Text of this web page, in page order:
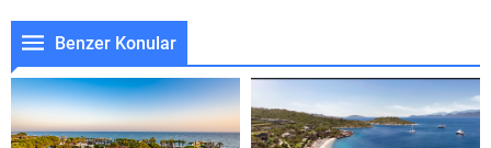
Benzer Konular